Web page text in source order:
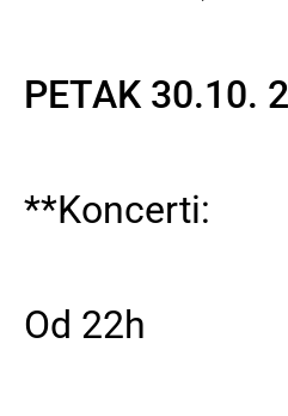
PETAK 30.10.
**Koncerti:
Od 22h